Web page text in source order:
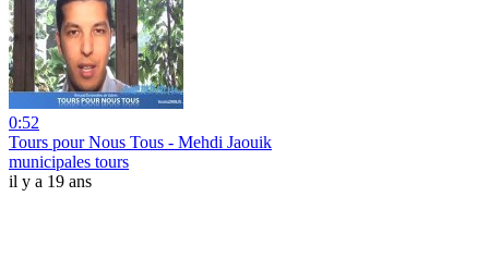
0:52
Tours pour Nous Tous - Mehdi Jaouik
municipales tours
il y a 19 ans